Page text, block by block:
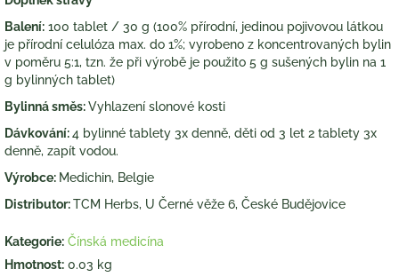
Balení: 100 tablet / 30 g (100% přírodní, jedinou pojivovou látkou
je přírodní celulóza max. do 1%; vyrobeno z koncentrovaných bylin
v poměru 5:1, tzn. že při výrobě je použito 5 g sušených bylin na 1
g bylinných tablet)
Bylinná směs:Vyhlazení slonové kosti
Dávkování:4 bylinné tablety 3x denně, děti od 3 let 2 tablety 3x
denně, zapít vodou.
Výrobce: Medichin, Belgie
Distributor:TCM Herbs, U Černé věže 6, České Budějovice
Kategorie: Čínská medicína
Hmotnost: 0.03 kg